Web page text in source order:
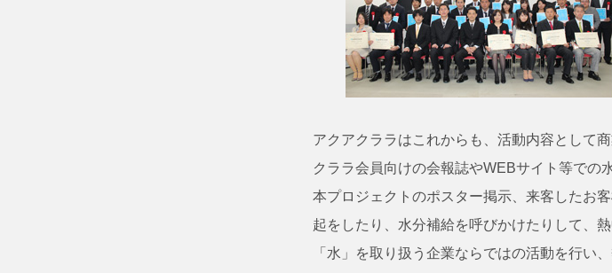
アクアクララはこれからも、活動内容として
クララ会員向けの会報誌やWEBサイト等での
本プロジェクトのポスター掲示、来客したお
起をしたり、水分補給を呼びかけたりして、
「水」を取り扱う企業ならではの活動を行い